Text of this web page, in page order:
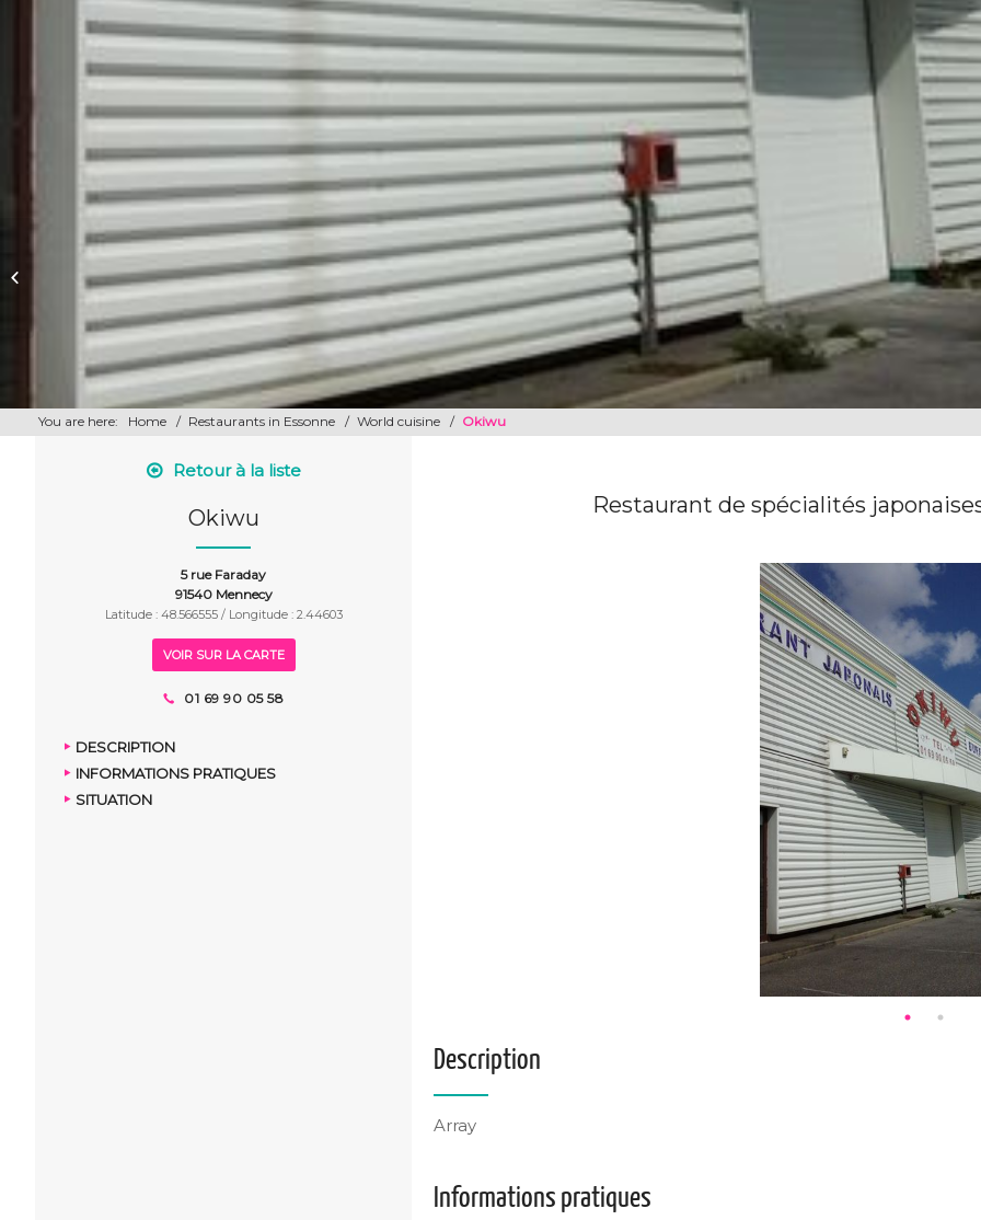
You are here: Home / Restaurants in Essonne / World cuisine / Okiwu
Retour à la liste
Okiwu
5 rue Faraday
91540 Mennecy
Latitude : 48.566555 / Longitude : 2.44603
VOIR SUR LA CARTE
01 69 90 05 58
DESCRIPTION
INFORMATIONS PRATIQUES
SITUATION
Restaurant de spécialités
Description
Array
Informations pratiques
Lumière d’Asie